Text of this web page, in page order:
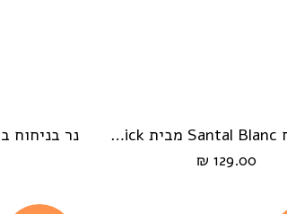
הוספה לעגלה נר בניחוח Santal Blanc מבית Whick
129.00 ₪